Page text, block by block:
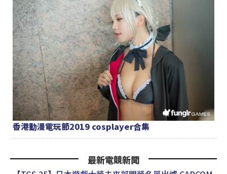
香港動漫電玩節2019 cosplayer合集
最新電競新聞